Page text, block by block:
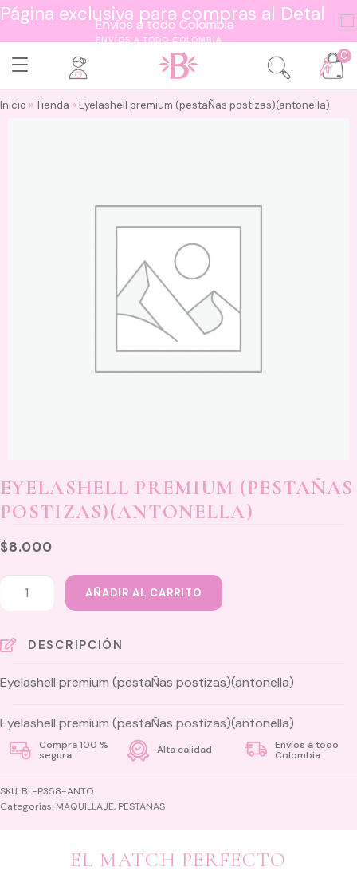
Página exclusiva para compras al Detal
ENVÍOS A TODO COLOMBIA
0
Inicio » Tienda » Eyelashell premium (pestaÑas postizas)(antonella)
EYELASHELL PREMIUM (PESTAÑAS
POSTIZAS)(ANTONELLA)
$8.000
postizas)
cantidad
AÑADIR AL CARRITO
DESCRIPCIÓN
Eyelashell premium (pestaÑas postizas)(antonella)
Eyelashell premium (pestaÑas postizas)(antonella)
Compra 100 %
segura
Alta calidad
Envíos a todo
Colombia
SKU: BL-P358-ANTO
Categorías: MAQUILLAJE, PESTAÑAS
EL MATCH PERFECTO